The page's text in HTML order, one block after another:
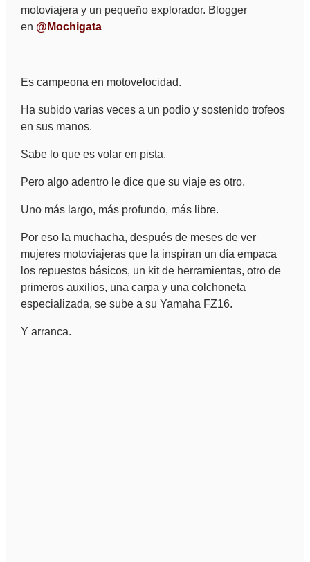
motoviajera y un pequeño explorador. Blogger
en @Mochigata
Es campeona en motovelocidad.
Ha subido varias veces a un podio y sostenido trofeos
en sus manos.
Sabe lo que es volar en pista.
Pero algo adentro le dice que su viaje es otro.
Uno más largo, más profundo, más libre.
Por eso la muchacha, después de meses de ver
mujeres motoviajeras que la inspiran un día empaca
los repuestos básicos, un kit de herramientas, otro de
primeros auxilios, una carpa y una colchoneta
especializada, se sube a su Yamaha FZ16.
Y arranca.